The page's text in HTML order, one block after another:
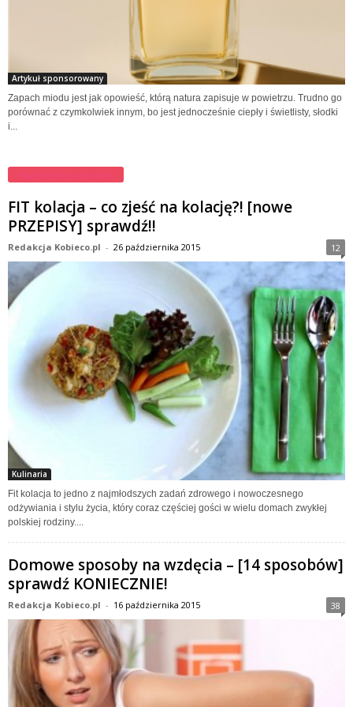
Artykuł sponsorowany
Zapach miodu jest jak opowieść, którą natura zapisuje w powietrzu. Trudno go
porównać z czymkolwiek innym, bo jest jednocześnie ciepły i świetlisty, słodki
i...
Najczęściej czytane
FIT kolacja – co zjeść na kolację?! [nowe
PRZEPISY] sprawdź!!
Redakcja Kobieco.pl - 26 października 2015 12
Kulinaria
Fit kolacja to jedno z najmłodszych zadań zdrowego i nowoczesnego
odżywiania i stylu życia, który coraz częściej gości w wielu domach zwykłej
polskiej rodziny....
Domowe sposoby na wzdęcia – [14 sposobów]
sprawdź KONIECZNIE!
Redakcja Kobieco.pl - 16 października 2015 38